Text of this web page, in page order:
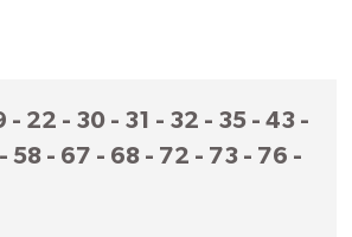
- 22 - 30 - 31 - 32 - 35 - 43 -
58 - 67 - 68 - 72 - 73 - 76 -